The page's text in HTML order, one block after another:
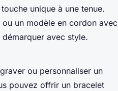
unique à une tenue.
un modèle en cordon avec
avec style.
ou personnaliser un
pouvez offrir un bracelet